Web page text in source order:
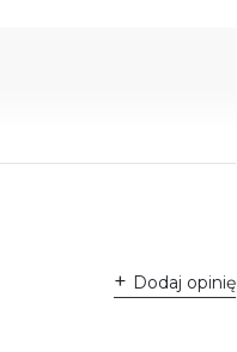
Dodaj opinię